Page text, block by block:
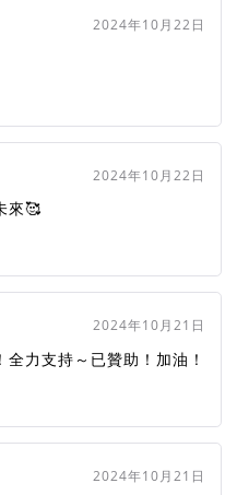
2024年10月22日
2024年10月22日
來🥰
2024年10月21日
力支持～已贊助！加油！
2024年10月21日